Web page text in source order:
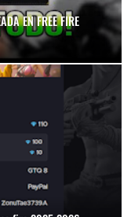
EN FREE FIRE